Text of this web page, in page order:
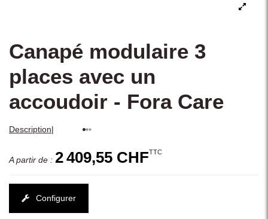
Canapé modulaire 3
places avec un
accoudoir - Fora Care
Description|
A partir de : 2 409,55 CHFTTC
Configurer